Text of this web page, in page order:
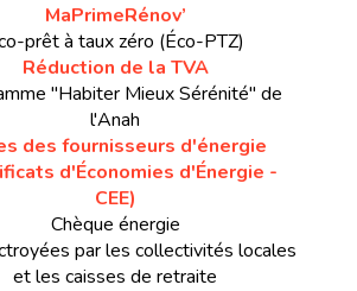
MaPrimeRénov’
prêt à taux zéro (Éco-PTZ)
Réduction de la TVA
"Habiter Mieux Sérénité" de
l'Anah
des fournisseurs d'énergie
d'Économies d'Énergie -
CEE)
Chèque énergie
par les collectivités locales
et les caisses de retraite